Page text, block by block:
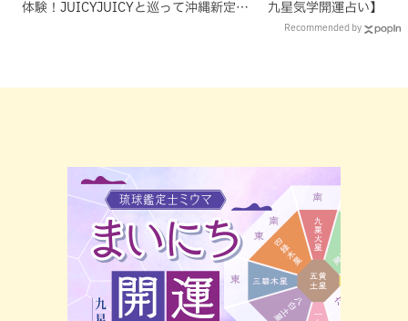
体験！JUICYJUICYと巡って沖縄新定番
九星気学開運占い】
Recommended by